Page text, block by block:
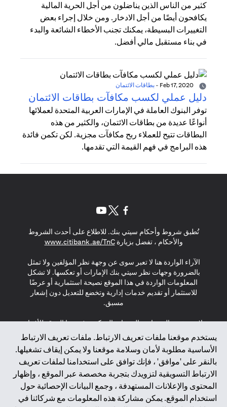
كثير من الناس الذين يناضلون من أجل الحرية المالية
يكافحون أيضًا من أجل الادخار. ومن خلال إجراء بعض
التغييرات البسيطة، يمكنك تجنب الأخطاء الشائعة والبدء
في بناء مستقبل مالي أفضل.
- بطاقات الائتمان
دليل عملي لكسب مكافآت بطاقات الائتمان
توفر البنوك العاملة في الإمارات العربية المتحدة لعملائها
أنواعًا عديدة من بطاقات الائتمان، والكثير من هذه
البطاقات تتيح للعملاء ربح مكافآت مجزية. لكن تكمن فائدة
هذه البرامج في فهم القيمة التي تقدمها.
يستخدم موقعنا ملفات تعريف الارتباط. ملفات تعريف الارتباط
الأساسية مطلوبة لأمان وسلامة موقعنا ولا يمكن إيقاف تشغيلها.
بالنقر على 'موافق' ، فإنك توافق على استخدامنا لملفات تعريف
الارتباط التسويقية لتزويدك بتجربة مخصصة عبر الموقع ، وإظهار
المحتوى والإعلانات المستهدفة ، وجمع البيانات الإحصائية حول
استخدام الموقع. يمكن مشاركة هذه المعلومات مع شركائنا في
تُطبق شروط وأحكام سيتي بنك. للاطلاع على أحدث الشروط
والأحكام ، تفضل بزيارةwww.citibank.ae/TnC
(opens in a new tab)
الآراء الواردة هنا لا تعبر سوى عن وجهة نظر المؤلفين ولا تمثل
بالضرورة وجهات نظر سيتي بنك الإمارات أو تعكسها. لا تشكل
المعلومات الواردة في هذا الموقع نصيحة استثمارية أو عرضًا
للاستثمار أو تقديم خدمات إدارية وتخضع للتعديل دون إشعار
مسبق.
لا يتم تقديم المنتجات والخدمات المذكورة في هذا الموقع للأفراد
المقيمين في الاتحاد الأوروبي أو المنطقة الاقتصادية الأوروبية أو
سويسرا أو غيرنسي أو جيرسي أو موناكو أو سان مارينو أو
الفاتيكان أو جزيرة مان أو المملكة المتحدة أو خصوصية البيانات
(لائحة حماية البيانات العامة \ قانون حماية البيانات الشخصية
العامة \ قانون خصوصية نيوزيلندا). المحتوى الموجود في هذه
الصفحة ليس ولا ينبغي تفسيره على أنه عرض أو دعوة أو دعوة
لشراء أو بيع أي من المنتجات والخدمات المذكورة هنا لمثل هؤلاء
الأفراد.